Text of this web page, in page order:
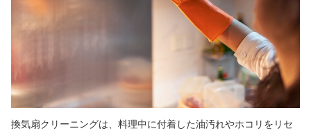
ってもらえるサービスです。クリーニング後は環境が整った
倉庫で最長9か月保管されるので、自宅の収納スペースをす
っきりさせられます。ネットで申し込めば、指定した日時に
自宅まで荷物を引き取りに来ても…
換気扇クリーニングは、料理中に付着した油汚れやホコリをリセ